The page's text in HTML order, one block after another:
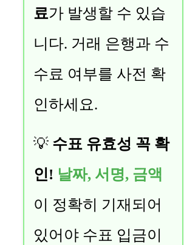
료가 발생할 수 있습
니다. 거래 은행과 수
수료 여부를 사전 확
인하세요.
💡 수표 유효성 꼭 확
인! 날짜, 서명, 금액
이 정확히 기재되어
있어야 수표 입금이